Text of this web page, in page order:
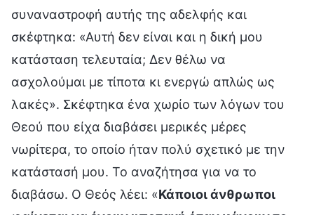
συναναστροφή αυτής της αδελφής και
σκέφτηκα: «Αυτή δεν είναι και η δική μου
κατάσταση τελευταία; Δεν θέλω να
ασχολούμαι με τίποτα κι ενεργώ απλώς ως
λακές». Σκέφτηκα ένα χωρίο των λόγων του
Θεού που είχα διαβάσει μερικές μέρες
νωρίτερα, το οποίο ήταν πολύ σχετικό με την
κατάστασή μου. Το αναζήτησα για να το
διαβάσω. Ο Θεός λέει: «Κάποιοι άνθρωποι